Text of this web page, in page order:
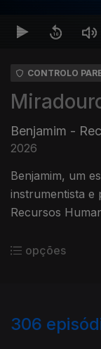
CONTROLO
Benjamim -
2026
Benjamim, um
instrumentista e
Recursos
opções
306